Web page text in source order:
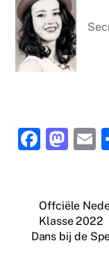
F
e
b
M
o
d
o
l
Offciële
Klasse 2022
Dans bij de